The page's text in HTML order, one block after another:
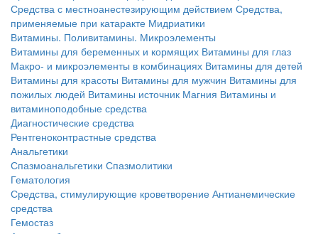
Средства с местноанестезирующим действием Средства,
применяемые при катаракте Мидриатики
Витамины. Поливитамины. Микроэлементы
Витамины для беременных и кормящих Витамины для глаз
Макро- и микроэлементы в комбинациях Витамины для детей
Витамины для красоты Витамины для мужчин Витамины для
пожилых людей Витамины источник Магния Витамины и
витаминоподобные средства
Диагностические средства
Рентгеноконтрастные средства
Анальгетики
Спазмоанальгетики Спазмолитики
Гематология
Средства, стимулирующие кроветворение Антианемические
средства
Гемостаз